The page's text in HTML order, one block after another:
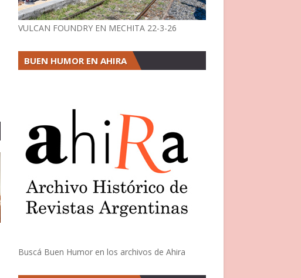
VULCAN FOUNDRY EN MECHITA 22-3-26
BUEN HUMOR EN AHIRA
Buscá Buen Humor en los archivos de Ahira